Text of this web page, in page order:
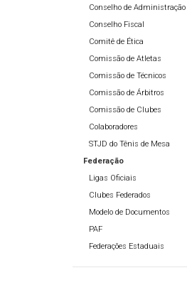
Conselho de Administração
Conselho Fiscal
Comitê de Ética
Comissão de Atletas
Comissão de Técnicos
Comissão de Árbitros
Comissão de Clubes
Colaboradores
STJD do Tênis de Mesa
Federação
Ligas Oficiais
Clubes Federados
Modelo de Documentos
PAF
Federações Estaduais